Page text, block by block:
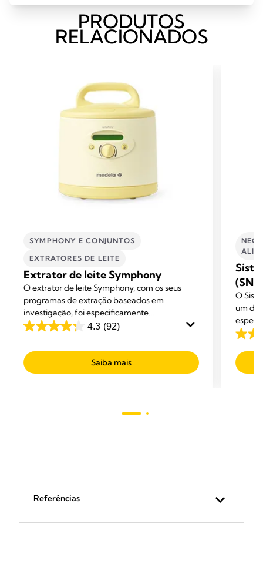
PRODUTOS
RELACIONADOS
SYMPHONY E CONJUNTOS
EXTRATORES DE LEITE​
Extrator de leite Symphony
O extrator de leite Symphony, com os seus
programas de extração baseados em
investigação, foi especificamente
desenvolvido para ajudar as mães ao longo da
desenvolver e manter uma produção de leite
adequada.
4.3 (92)
4.3
5
estrelas.
Saiba mais
O
um
a
3.3
em
5
Referências